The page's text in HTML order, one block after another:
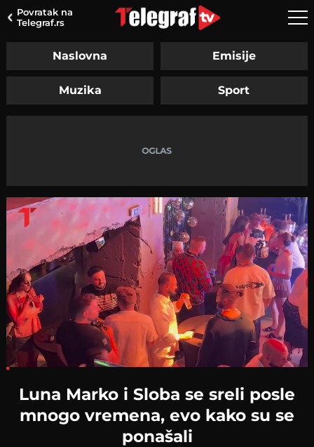
Povratak na
Telegraf.rs
Naslovna Emisije
Muzika Sport
Luna Marko i Sloba se sreli posle
mnogo vremena, evo kako su se
ponašali